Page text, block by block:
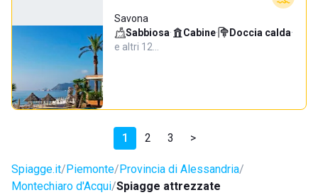
Savona
Sabbiosa· Cabine· Doccia calda·
e altri 12…
1 2 3 >
Spiagge.it Piemonte Provincia di Alessandria
Montechiaro d'Acqui Spiagge attrezzate